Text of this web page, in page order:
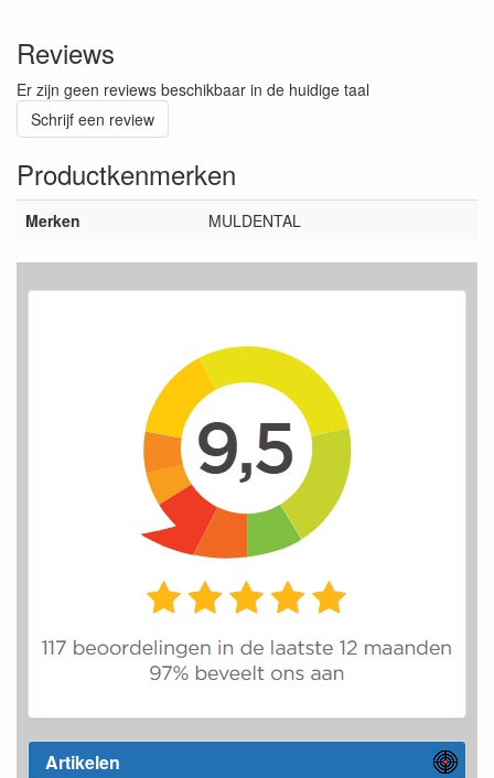
Artikelen
Reviews
Er zijn geen reviews beschikbaar in de huidige taal
Schrijf een review
Productkenmerken
Merken MULDENTAL